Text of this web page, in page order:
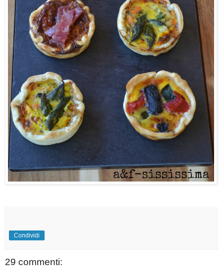
Condividi
29 commenti: